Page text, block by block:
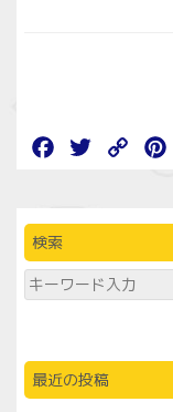
FacebookTwitter
Copy
Link
検索
最近の投稿